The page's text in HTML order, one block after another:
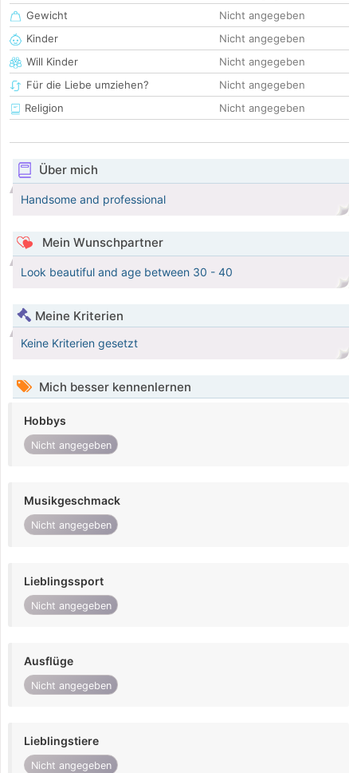
Gewicht
Nicht angegeben
Kinder
Nicht angegeben
Will Kinder
Nicht angegeben
Für die Liebe umziehen?
Nicht angegeben
Religion
Nicht angegeben
Über mich
Handsome and professional
Mein Wunschpartner
Look beautiful and age between 30 - 40
Meine Kriterien
Keine Kriterien gesetzt
Mich besser kennenlernen
Hobbys
Nicht angegeben
Musikgeschmack
Nicht angegeben
Lieblingssport
Nicht angegeben
Ausflüge
Nicht angegeben
Lieblingstiere
Nicht angegeben